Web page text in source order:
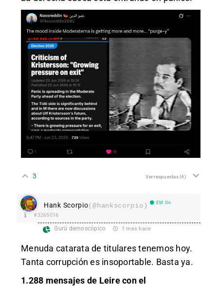
3 Ver respuestas(4)
Hank Scorpio(@hankscorpio) EM On
#3265016
Gurú demoscópico 1 mes hace
Menuda catarata de titulares tenemos hoy.
Tanta corrupción es insoportable. Basta ya.
1.288 mensajes de Leire con el